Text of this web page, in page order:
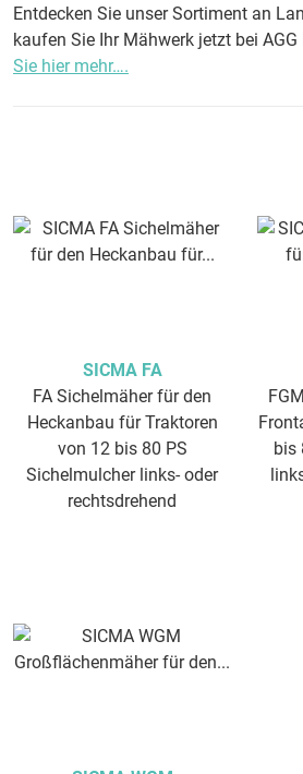
Entdecken Sie unser Sortiment an
kaufen Sie Ihr Mähwerk jetzt bei
Sie hier mehr….
SICMA FA
FA Sichelmäher für den
Heckanbau für Traktoren
von 12 bis 80 PS
Sichelmulcher links- oder
rechtsdrehend
bis